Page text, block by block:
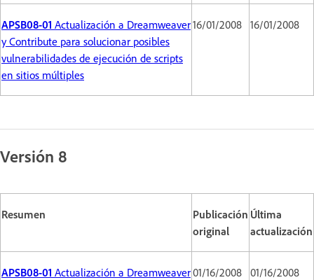
APSB08-01 Actualización a Dreamweaver
y Contribute para solucionar posibles
vulnerabilidades de ejecución de scripts
en sitios múltiples
16/01/2008 16/01/2008
Versión 8
Resumen
Publicación
original
Última
actualización
APSB08-01 Actualización a Dreamweaver01/16/2008 01/16/2008